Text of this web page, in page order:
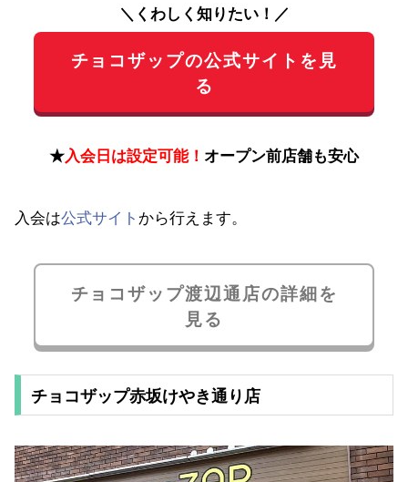
＼くわしく知りたい！／
チョコザップの公式サイトを見
る
★入会日は設定可能！ オープン前店舗も安心
入会は公式サイト から行えます。
チョコザップ渡辺通店の詳細を
見る
チョコザップ赤坂けやき通り店